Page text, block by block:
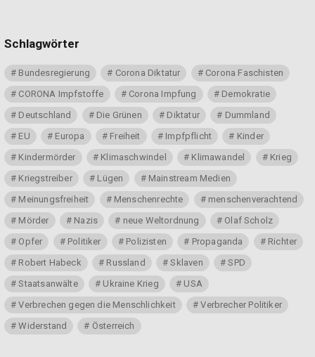
Schlagwörter
Bundesregierung Corona Diktatur
Corona Faschisten
CORONA Impfstoffe
Corona Impfung
Demokratie
Deutschland
Die Grünen Diktatur
Dummland
EU
Europa Freiheit Impfpflicht
Kinder
Kindermörder
Klimaschwindel Klimawandel
Krieg
Kriegstreiber
Lügen
Mainstream Medien
Meinungsfreiheit
Menschenrechte
menschenverachtend
Mörder
Nazis neue Weltordnung
Olaf Scholz
Opfer
Politiker Polizisten Propaganda
Richter
Robert Habeck
Russland Sklaven
SPD
Staatsanwälte
Ukraine Krieg
USA
Verbrechen gegen die Menschlichkeit
Verbrecher Politiker
Widerstand
Österreich